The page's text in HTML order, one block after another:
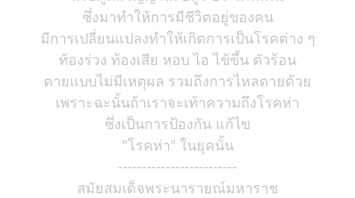
ซึ่งมาทำให้การมีชีวิตอยู่ของคน
มีการเปลี่ยนแปลงทำให้เกิดการเป็นโรคต่าง ๆ
ท้องร่วง ท้องเสีย หอบ ไอ ไข้ขึ้น ตัวร้อน
ตายแบบไม่มีเหตุผล รวมถึงการไหลตายด้วย
เพราะฉะนั้นถ้าเราจะเท้าความถึงโรคห่า
ซึ่งเป็นการป้องกัน แก้ไข
"โรคห่า" ในยุคนั้น
-------------------------
สมัยสมเด็จพระนารายณ์มหาราช